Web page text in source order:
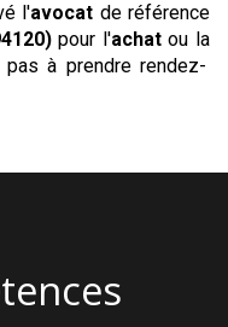
l'avocat de référence
pour l'achatou la
pas à prendre rendez-